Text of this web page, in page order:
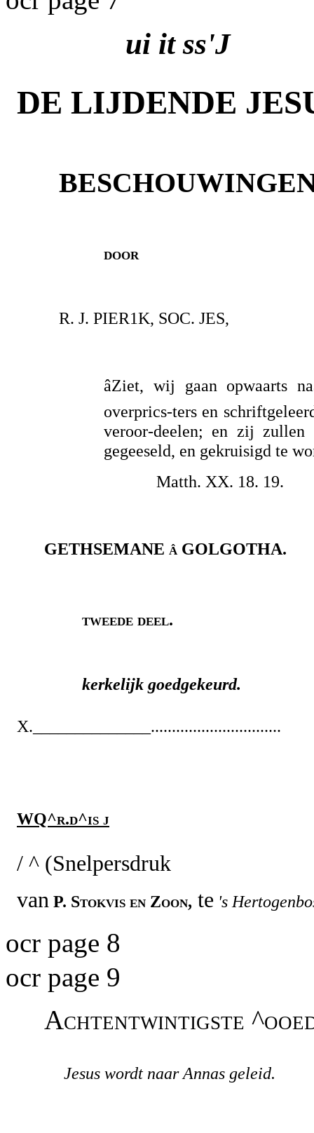
ui it ss'J
DE LIJDENDE
door
R. J. PIER1K, SOC. JES,
âZiet, wij gaan opwaarts
overprics-ters en
veroor-deelen; en zij zullen
gegeeseld, en gekruisigd te
Matth. XX. 18. 19.
GETHSEMANE â GOLGOTHA.
tweede deel.
kerkelijk goedgekeurd.
X.______________...............................
WQ^r.d^is j
/ ^ (Snelpersdruk
van P. Stokvis en Zoon, te 's
ocr page 8
ocr page 9
Achtentwintigste
Jesus wordt naar Annas geleid.